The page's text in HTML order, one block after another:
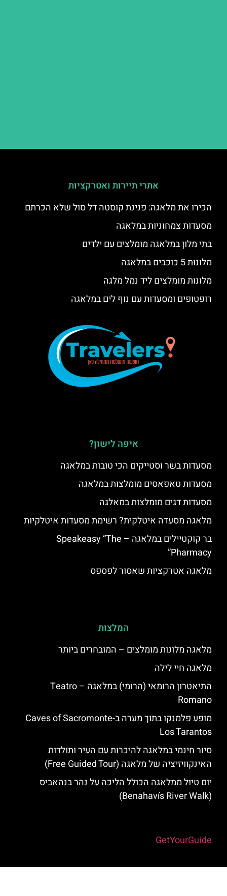
אתרי תיירות ואטרקציות
הכירו את מלאגה: פנינת קוסטה דל סול שלא הכרתם
מסעדות צמחוניות במלאגה
בתי מלון במלאגה מומלצים עם ילדים
מלונות 5 כוכבים במלאגה
מלונות מומלצים ליד נמל מלגה
רופטופים ומסעדות עם נוף לים במלאגה
איפה לישון?
מסעדות בשר וסטייקים הכי טובות במלאגה
מסעדות טאפאסים מומלצות במלאגה
מסעדות דגים מומלצות במאלגה
מלאגה מסעדה איטלקית? רשימת מסעדות איטלקיות
בר קוקטיילים במלאגה – Speakeasy “The
Pharmacy”
מלאגה אטרקציות שאסור לפספס
המלצות
מלאגה מלונות מומלצים – המובחרים ביותר
מלאגה חיי לילה
התיאטרון הרומאי (הרומי) במלאגה – ‪Teatro
Romano‬
מופע פלמנקו בתוך מערה ב-Caves of Sacromonte
Los Tarantos
סיור חינמי במלאגה להיכרות עם העיר ותולדות
האינקוויזיציה של מלאגה (Free Guided Tour)
יום טיול ממלאגה הכולל הליכה על נהר בנהאביס
(Benahavís River Walk)
GetYourGuide